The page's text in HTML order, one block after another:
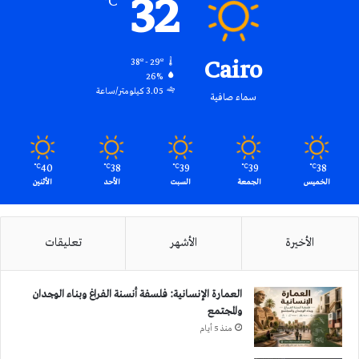
Cairo
سماء صافية
32
38º - 29º
26%
3.05 كيلومتر/ساعة
38
℃
الخميس
39
℃
الجمعة
39
℃
السبت
38
℃
الأحد
40
℃
الأثنين
الأخيرة الأشهر تعليقات
العمارة الإنسانية: فلسفة أنسنة الفراغ وبناء الوجدان
والمجتمع
منذ 5 أيام